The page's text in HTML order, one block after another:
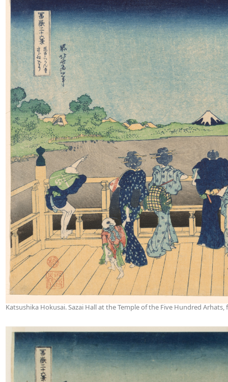
Katsushika Hokusai. Sazai Hall at the Temple of the Five Hundred